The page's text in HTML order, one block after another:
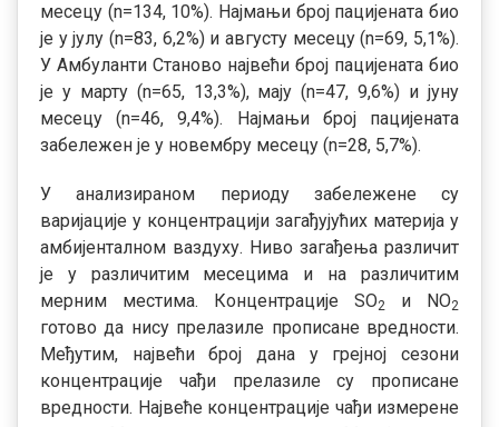
месецу (n=134, 10%). Најмањи број пацијената био
је у јулу (n=83, 6,2%) и августу месецу (n=69, 5,1%).
У Амбуланти Станово највећи број пацијената био
је у марту (n=65, 13,3%), мају (n=47, 9,6%) и јуну
месецу (n=46, 9,4%). Најмањи број пацијената
забележен је у новембру месецу (n=28, 5,7%).
У анализираном периоду забележене су
варијације у концентрацији загађујућих материја у
амбијенталном ваздуху. Ниво загађења различит
је у различитим месецима и на различитим
мерним местима. Концентрације SO2 и NO2
готово да нису прелазиле прописане вредности.
Међутим, највећи број дана у грејној сезони
концентрације чађи прелазиле су прописане
вредности. Највеће концентрације чађи измерене